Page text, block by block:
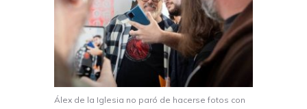
Álex de la Iglesia no paró de hacerse fotos con